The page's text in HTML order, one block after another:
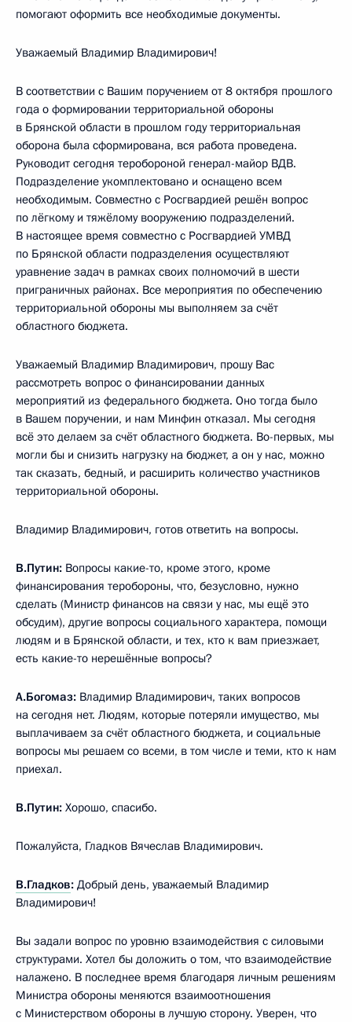
помогают оформить все необходимые документы.
Уважаемый Владимир Владимирович!
В соответствии с Вашим поручением от 8 октября прошлого
года о формировании территориальной обороны
в Брянской области в прошлом году территориальная
оборона была сформирована, вся работа проведена.
Руководит сегодня теробороной генерал-майор ВДВ.
Подразделение укомплектовано и оснащено всем
необходимым. Совместно с Росгвардией решён вопрос
по лёгкому и тяжёлому вооружению подразделений.
В настоящее время совместно с Росгвардией УМВД
по Брянской области подразделения осуществляют
уравнение задач в рамках своих полномочий в шести
приграничных районах. Все мероприятия по обеспечению
территориальной обороны мы выполняем за счёт
областного бюджета.
Уважаемый Владимир Владимирович, прошу Вас
рассмотреть вопрос о финансировании данных
мероприятий из федерального бюджета. Оно тогда было
в Вашем поручении, и нам Минфин отказал. Мы сегодня
всё это делаем за счёт областного бюджета. Во-первых, мы
могли бы и снизить нагрузку на бюджет, а он у нас, можно
так сказать, бедный, и расширить количество участников
территориальной обороны.
Владимир Владимирович, готов ответить на вопросы.
В.Путин: Вопросы какие-то, кроме этого, кроме
финансирования теробороны, что, безусловно, нужно
сделать (Министр финансов на связи у нас, мы ещё это
обсудим), другие вопросы социального характера, помощи
людям и в Брянской области, и тех, кто к вам приезжает,
есть какие-то нерешённые вопросы?
А.Богомаз: Владимир Владимирович, таких вопросов
на сегодня нет. Людям, которые потеряли имущество, мы
выплачиваем за счёт областного бюджета, и социальные
вопросы мы решаем со всеми, в том числе и теми, кто к нам
приехал.
В.Путин: Хорошо, спасибо.
Пожалуйста, Гладков Вячеслав Владимирович.
В.Гладков: Добрый день, уважаемый Владимир
Владимирович!
Вы задали вопрос по уровню взаимодействия с силовыми
структурами. Хотел бы доложить о том, что взаимодействие
налажено. В последнее время благодаря личным решениям
Министра обороны меняются взаимоотношения
с Министерством обороны в лучшую сторону. Уверен, что